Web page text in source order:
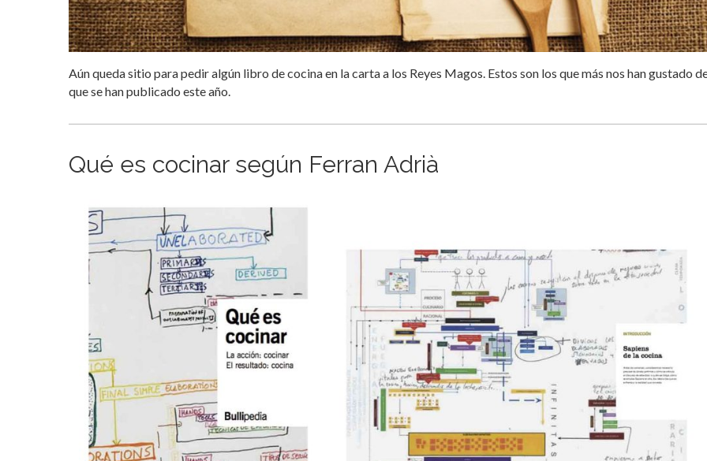
Aún queda sitio para pedir algún libro de cocina en la carta a los Reyes Magos. Estos son los que más nos han gustado
que se han publicado este año.
Qué es cocinar según Ferran Adrià